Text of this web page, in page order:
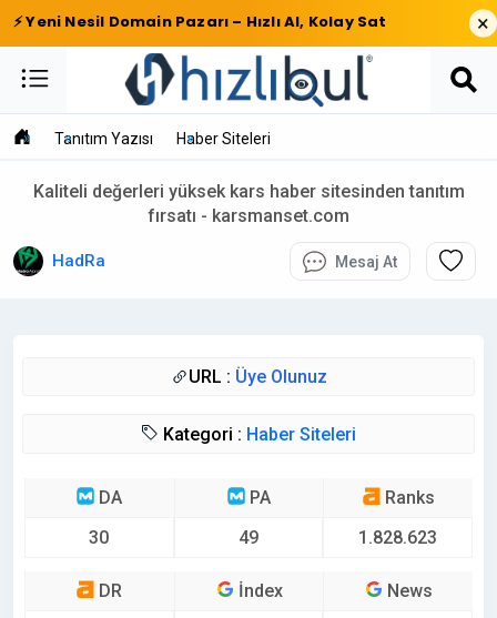
⚡ Yeni Nesil Domain Pazarı – Hızlı Al, Kolay Sat ×
Tanıtım Yazısı Haber Siteleri
Kaliteli değerleri yüksek kars haber sitesinden tanıtım
fırsatı - karsmanset.com
HadRa Mesaj At
URL : Üye Olunuz
Kategori : Haber Siteleri
DA
30
PA
49
Ranks
1.828.623
DR
İndex
News